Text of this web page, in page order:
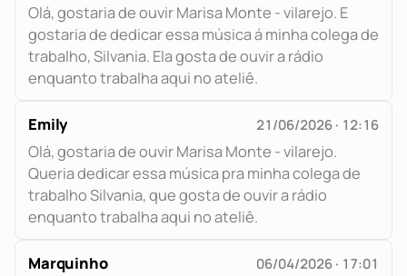
Olá, gostaria de ouvir Marisa Monte - vilarejo. E
gostaria de dedicar essa música á minha colega de
trabalho, Silvania. Ela gosta de ouvir a rádio
enquanto trabalha aqui no ateliê.
Emily 21/06/2026 · 12:16
Olá, gostaria de ouvir Marisa Monte - vilarejo.
Queria dedicar essa música pra minha colega de
trabalho Silvania, que gosta de ouvir a rádio
enquanto trabalha aqui no ateliê.
Marquinho 06/04/2026 · 17:01